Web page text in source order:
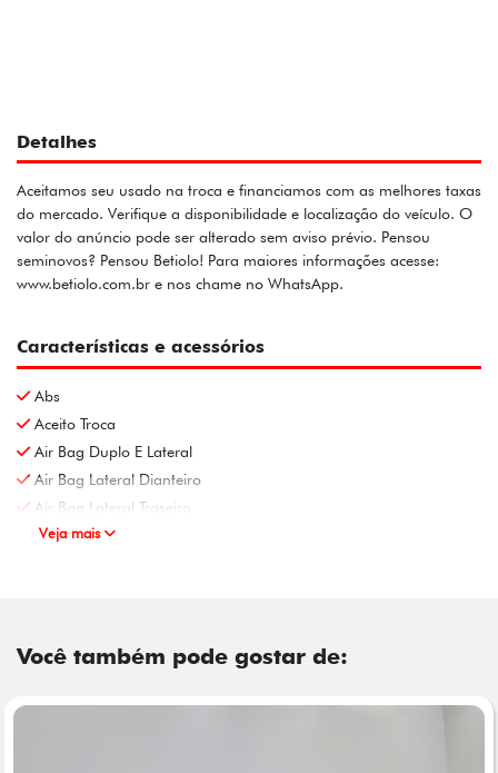
Detalhes
Aceitamos seu usado na troca e financiamos com as melhores taxas
do mercado. Verifique a disponibilidade e localização do veículo. O
valor do anúncio pode ser alterado sem aviso prévio. Pensou
seminovos? Pensou Betiolo! Para maiores informações acesse:
www.betiolo.com.br e nos chame no WhatsApp.
Características e acessórios
Abs
Aceito Troca
Air Bag Duplo E Lateral
Air Bag Lateral Dianteiro
Air Bag Lateral Traseiro
Veja mais
Você também pode gostar de: